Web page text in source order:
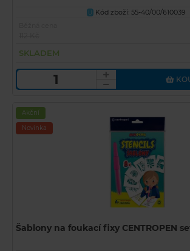
U Kód zboží: 55-40/00/610039
SKLADEM
Akční
Novinka
Šablony na foukací fixy CENTROPEN